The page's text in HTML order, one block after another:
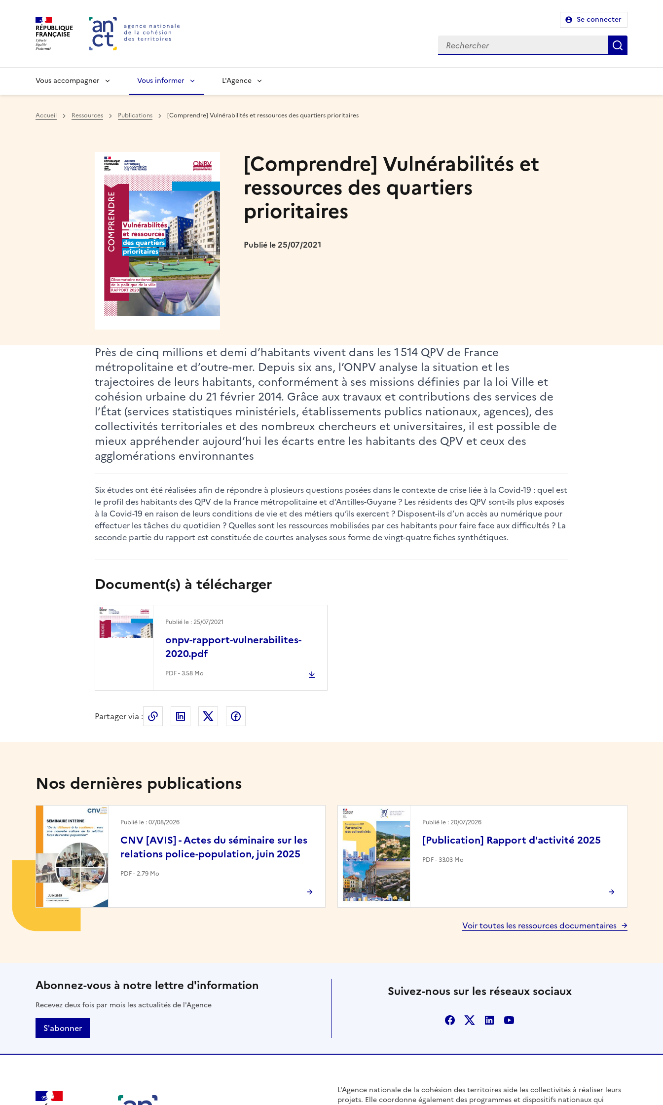
RÉPUBLIQUE
FRANÇAISE
Se connecter
Vous accompagner Vous informer L'Agence
Accueil Ressources Publications [Comprendre] Vulnérabilités et ressources des quartiers prioritaires
Image
[Comprendre] Vulnérabilités et
ressources des quartiers
prioritaires
Publié le 25/07/2021
Près de cinq millions et demi d’habitants vivent dans les 1 514 QPV de France
métropolitaine et d’outre-mer. Depuis six ans, l’ONPV analyse la situation et les
trajectoires de leurs habitants, conformément à ses missions définies par la loi Ville et
cohésion urbaine du 21 février 2014. Grâce aux travaux et contributions des services de
l’État (services statistiques ministériels, établissements publics nationaux, agences), des
collectivités territoriales et des nombreux chercheurs et universitaires, il est possible de
mieux appréhender aujourd’hui les écarts entre les habitants des QPV et ceux des
agglomérations environnantes
Six études ont été réalisées afin de répondre à plusieurs questions posées dans le contexte de crise liée à la Covid-19 : quel est
le profil des habitants des QPV de la France métropolitaine et d’Antilles-Guyane ? Les résidents des QPV sont-ils plus exposés
à la Covid-19 en raison de leurs conditions de vie et des métiers qu’ils exercent ? Disposent-ils d’un accès au numérique pour
effectuer les tâches du quotidien ? Quelles sont les ressources mobilisées par ces habitants pour faire face aux difficultés ? La
seconde partie du rapport est constituée de courtes analyses sous forme de vingt-quatre fiches synthétiques.
Document(s) à télécharger
onpv-rapport-vulnerabilites-
2020.pdf
Publié le : 25/07/2021
PDF - 3.58 Mo
Partager via : Copier le lien de la page dans le presse-papier
LinkedIn
Nos dernières publications
CNV [AVIS] - Actes du séminaire sur les
relations police-population, juin 2025
Publié le : 07/08/2026
PDF - 2.79 Mo
[Publication] Rapport d'activité 2025
Publié le : 20/07/2026
PDF - 33.03 Mo
Image
Voir toutes les ressources documentaires
Abonnez-vous à notre lettre d'information
Recevez deux fois par mois les actualités de l'Agence
S'abonner
Suivez-nous sur les réseaux sociaux
Facebook
X LinkedinYoutube
L'Agence nationale de la cohésion des territoires aide les collectivités à réaliser leurs
projets. Elle coordonne également des programmes et dispositifs nationaux qui